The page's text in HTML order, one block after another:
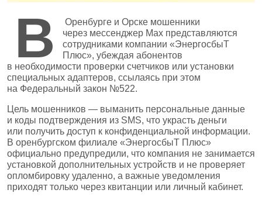
В
Оренбурге и Орске мошенники
через мессенджер Max представляются
сотрудниками компании «ЭнергосбыТ
Плюс», убеждая абонентов
в необходимости проверки счетчиков или установки
специальных адаптеров, ссылаясь при этом
на Федеральный закон №522.
Цель мошенников — выманить персональные данные
и коды подтверждения из SMS, что украсть деньги
или получить доступ к конфиденциальной информации.
В оренбургском филиале «ЭнергосбыТ Плюс»
официально предупредили, что компания не занимается
установкой дополнительных устройств и не проверяет
опломбировку удаленно, а важные уведомления
приходят только через квитанции или личный кабинет.